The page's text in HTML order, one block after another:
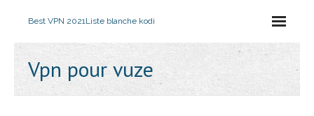
Best VPN 2021Liste blanche kodi
Vpn pour vuze